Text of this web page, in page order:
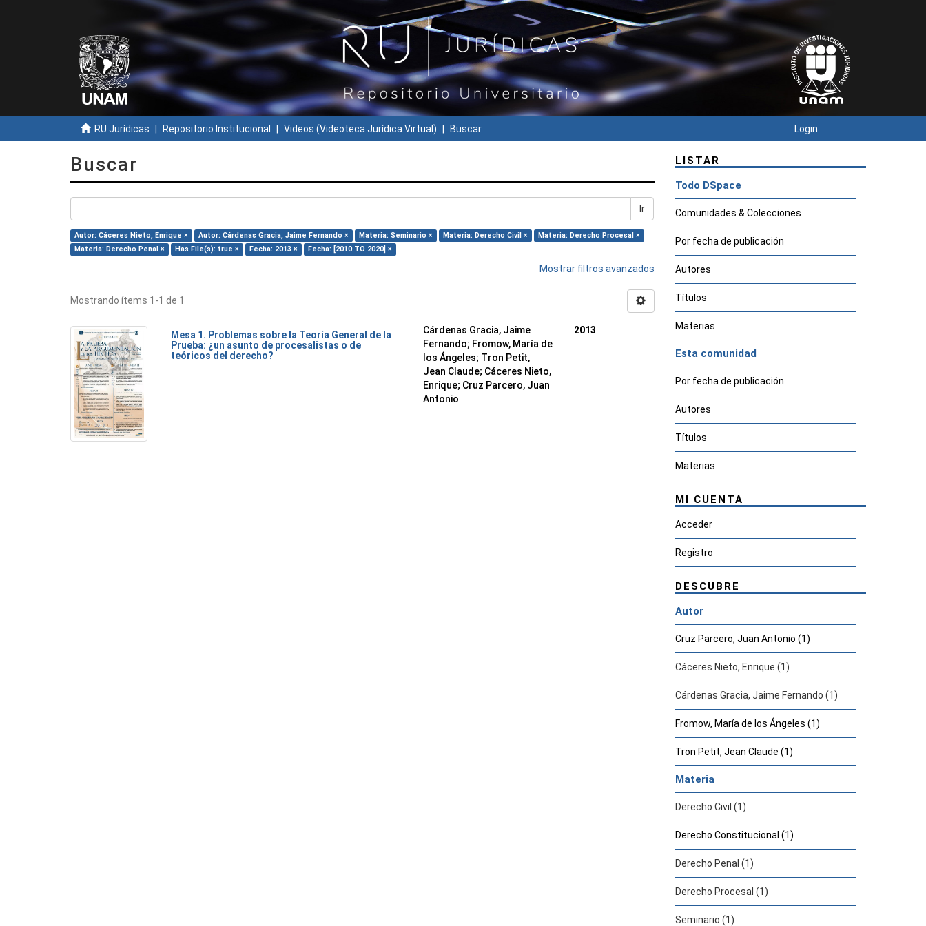
RU Jurídicas Repositorio Institucional Videos (Videoteca Jurídica Virtual) Buscar Login
Buscar
Ir
Autor: Cáceres Nieto, Enrique × Autor: Cárdenas Gracia, Jaime Fernando × Materia: Seminario × Materia: Derecho Civil ×
Materia: Derecho Procesal ×
Materia: Derecho Penal ×
Has File(s): true × Fecha: 2013 × Fecha: [2010 TO 2020] ×
Mostrar filtros avanzados
Mostrando ítems 1-1 de 1
Mesa 1. Problemas sobre la Teoría General de la
Prueba: ¿un asunto de procesalistas o de
teóricos del derecho?
Cárdenas Gracia, Jaime
Fernando; Fromow, María de
los Ángeles; Tron Petit,
Jean Claude; Cáceres Nieto,
Enrique; Cruz Parcero, Juan
Antonio
2013
LISTAR
Todo DSpace
Comunidades & Colecciones
Por fecha de publicación
Autores
Títulos
Materias
Esta comunidad
Por fecha de publicación
Autores
Títulos
Materias
MI CUENTA
Acceder
Registro
DESCUBRE
Autor
Cruz Parcero, Juan Antonio (1)
Cáceres Nieto, Enrique (1)
Cárdenas Gracia, Jaime Fernando (1)
Fromow, María de los Ángeles (1)
Tron Petit, Jean Claude (1)
Materia
Derecho Civil (1)
Derecho Constitucional (1)
Derecho Penal (1)
Derecho Procesal (1)
Seminario (1)